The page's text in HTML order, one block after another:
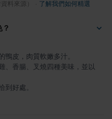
料來源） 了解我們如何精選
、香腸、叉燒四種美味，並以
到好處。